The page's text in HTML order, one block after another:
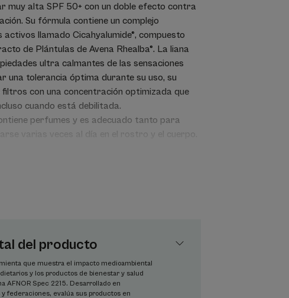
muy alta SPF 50+ con un doble efecto contra
Su fórmula contiene un complejo
llamado Cicahyalumide®, compuesto
de Plántulas de Avena Rhealba®. La liana
ultra calmantes de las sensaciones
una tolerancia óptima durante su uso, su
con una concentración optimizada que
cuando está debilitada.
perfumes y es adecuado tanto para
varias veces al día en el rostro y el cuerpo.
del producto
que muestra el impacto medioambiental
y los productos de bienestar y salud
AFNOR Spec 2215. Desarrollado en
federaciones, evalúa sus productos en